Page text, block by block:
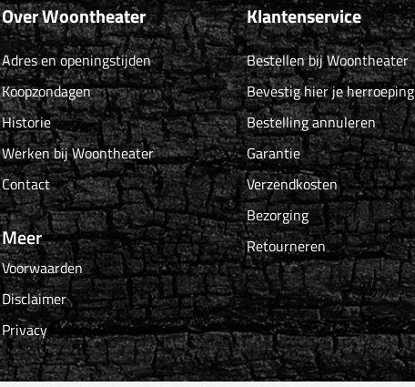
Over Woontheater
Adres en openingstijden
Koopzondagen
Historie
Werken bij Woontheater
Contact
Meer
Voorwaarden
Disclaimer
Privacy
Klantenservice
Bestellen bij Woontheater
Bevestig hier je herroeping
Bestelling annuleren
Garantie
Verzendkosten
Bezorging
Retourneren